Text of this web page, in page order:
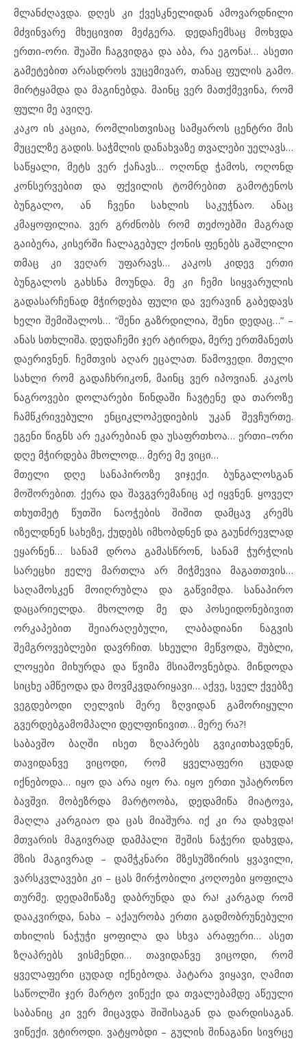
მლანძღავდა. დღეს კი ქვესკნელიდან ამოვარდნილი
მძვინვარე მხეცივით მეძგერა. დედაჩემსაც მოხვდა
ერთი-ორი. შუაში ჩაგვიდგა და აბა, რა ეგონა!… ასეთი
გამეტებით არასდროს ვუცემივარ, თანაც ფულის გამო.
მირტყამდა და მაგინებდა. მაინც ვერ მათქმევინა, რომ
ფული მე ავიღე.
კაკო ის კაცია, რომლისთვისაც სამყაროს ცენტრი მის
მუცელზე გადის. საჭმლის დანახვაზე თვალები უელავს…
საწყალი, მეტს ვერ ქაჩავს… ოღონდ ჭამოს, ოღონდ
კონსერვებით და ფქვილის ტომრებით გამოტენოს
ბუნგალო, ან ჩვენი სახლის საკუჭნაო. ანაც
კმაყოფილია. ვერ გრძნობს რომ თეძოებში მაგრად
გაიბერა, კისერში ჩალაგებულ ქონის ფენებს გაშლილი
თმაც კი ვეღარ უფარავს… კაკოს კიდევ ერთი
ბუნგალოს გახსნა მოუნდა. მე კი ჩემი სიყვარულის
გადასარჩენად მჭირდება ფული და ვერავინ გაბედავს
ხელი შემიშალოს… “შენი გაზრდილია, შენი დედაც…” –
ანას სთხლიშა. დედაჩემი ჯერ ატირდა, მერე ერთმანეთს
დაერივნენ. ჩემთვის აღარ ეცალათ. წამოვედი. მთელი
სახლი რომ გადაჩხრიკონ, მაინც ვერ იპოვიან. კაკოს
ნაგროვები დოლარები წინდაში ჩავტენე და თაროზე
ჩამწკრივებული ენციკლოპედიების უკან შევჩურთე.
ეგენი წიგნს არ ეკარებიან და უსაფრთხოა… ერთი–ორი
დღე მჭირდება მხოლოდ… მერე მე ვიცი…
მთელი დღე სანაპიროზე ვიჯექი. ბუნგალოსგან
მოშორებით. ქერა და შავგვრემანიც აქ იყვნენ. ყოველ
თხუთმეტ წუთში ნაოჭების შიშით დამცავ კრემს
იზელდნენ სახეზე, ქუდებს იმხობდნენ და გაუნძრევლად
ეყარნენ… სანამ დროა გამასწრონ, სანამ ჭურჭლის
სარეცხი ჟელე მართლა არ მიჭმევია მაგათთვის…
საღამოსკენ მოიღრუბლა და გაწვიმდა. სანაპირო
დაცარიელდა. მხოლოდ მე და პოსეიდონებივით
ორკაპებით შეიარაღებული, ლაბადიანი ნაგვის
შემგროვებლები დავრჩით. სხეული მეწვოდა, შუბლი,
ლოყები მიხურდა და წვიმა მსიამოვნებდა. მინდოდა
სიცხე ამწეოდა და მოვმკვდარიყავი… აქვე, სველ ქვებზე
ვეგდებოდი ღელვის მერე ზღვიდან გამორიყული
გვერდებგამომპალი დელფინივით… მერე რა?!
საბავშო ბაღში ისეთ ზღაპრებს გვიკითხავდნენ,
თავიდანვე ვიცოდი, რომ ყველაფერი ცუდად
იქნებოდა… იყო და არა იყო რა. იყო ერთი უპატრონო
ბავშვი. მობეზრდა მარტოობა, დედამიწა მიატოვა,
მაღლა კარგიაო და ცას მიაშურა. იქ კი რა დახვდა!
მთვარის მაგივრად დამპალი შეშის ნაჭერი დახვდა,
მზის მაგივრად – დამჭკნარი მზესუმზირის ყვავილი,
ვარსკვლავები კი – ცას მირჭობილი კოღოები ყოფილა
თურმე. დედამიწაზე დაბრუნდა და რა! კარგად რომ
დააკვირდა, ნახა – აქაურობა ერთი გადმობრუნებული
თხილის ნაჭუჭი ყოფილა და სხვა არაფერი… ასეთ
ზღაპრებს ვისმენდი… თავიდანვე ვიცოდი, რომ
ყველაფერი ცუდად იქნებოდა. პატარა ვიყავი, ღამით
საწოლში ჯერ მარტო ვიწექი და თვალებამდე აწეული
საბანიც კი ვერ მიცავდა შიშისაგან და დარდისაგან.
ვიწექი. ვტიროდი. ვატყობდი – გულის შინაგანი სივრცე